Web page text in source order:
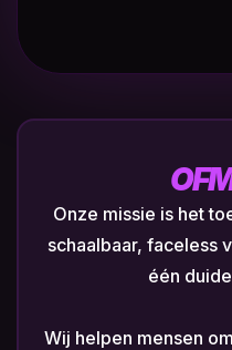
Onze missie is het
schaalbaar, faceless
één
Wij helpen mensen